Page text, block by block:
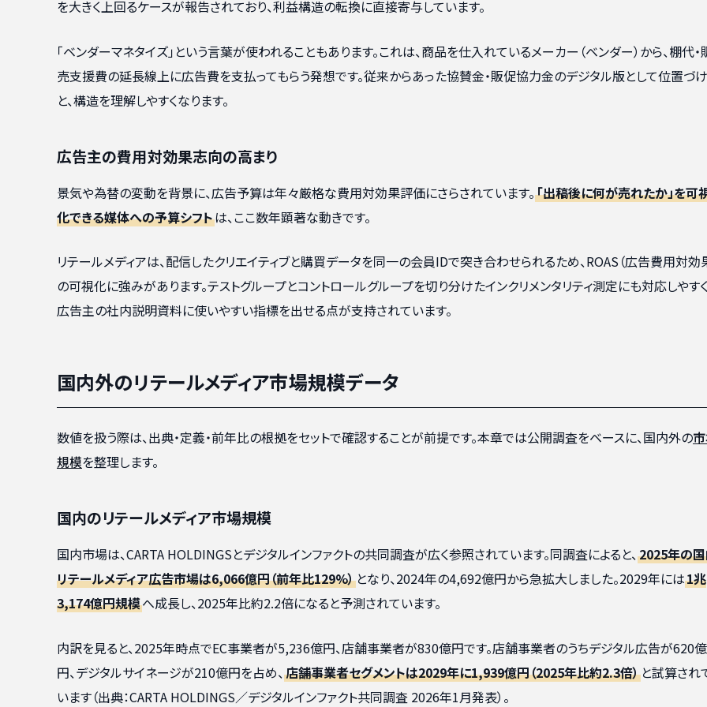
を大きく上回るケースが報告されており、利益構造の転換に直接寄与しています。
「ベンダーマネタイズ」という言葉が使われることもあります。これは、商品を仕入れているメーカー（ベンダー）から、棚代・
売支援費の延長線上に広告費を支払ってもらう発想です。従来からあった協賛金・販促協力金のデジタル版として位置づ
と、構造を理解しやすくなります。
広告主の費用対効果志向の高まり
景気や為替の変動を背景に、広告予算は年々厳格な費用対効果評価にさらされています。「出稿後に何が売れたか」を可
化できる媒体への予算シフトは、ここ数年顕著な動きです。
リテールメディアは、配信したクリエイティブと購買データを同一の会員IDで突き合わせられるため、ROAS（広告費用対効
の可視化に強みがあります。テストグループとコントロールグループを切り分けたインクリメンタリティ測定にも対応しやすく
広告主の社内説明資料に使いやすい指標を出せる点が支持されています。
国内外のリテールメディア市場規模データ
数値を扱う際は、出典・定義・前年比の根拠をセットで確認することが前提です。本章では公開調査をベースに、国内外の
規模を整理します。
国内のリテールメディア市場規模
国内市場は、CARTA HOLDINGSとデジタルインファクトの共同調査が広く参照されています。同調査によると、2025年の
リテールメディア広告市場は6,066億円（前年比129%） となり、2024年の4,692億円から急拡大しました。2029年には1兆
3,174億円規模へ成長し、2025年比約2.2倍になると予測されています。
内訳を見ると、2025年時点でEC事業者が5,236億円、店舗事業者が830億円です。店舗事業者のうちデジタル広告が620億
円、デジタルサイネージが210億円を占め、店舗事業者セグメントは2029年に1,939億円（2025年比約2.3倍） と試算され
います（出典：CARTA HOLDINGS／デジタルインファクト共同調査 2026年1月発表）。